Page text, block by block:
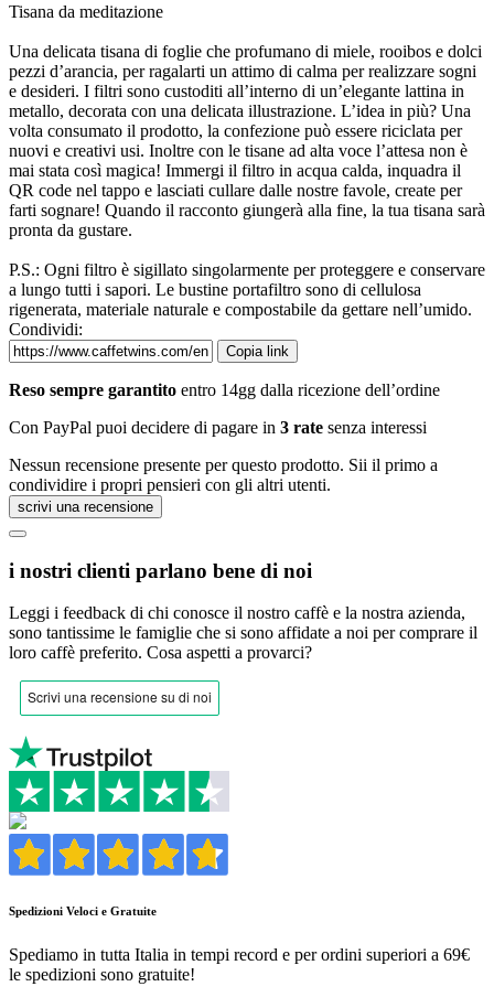
Tisana da meditazione
Una delicata tisana di foglie che profumano di miele, rooibos e dolci
pezzi d’arancia, per ragalarti un attimo di calma per realizzare sogni
e desideri. I filtri sono custoditi all’interno di un’elegante lattina in
metallo, decorata con una delicata illustrazione. L’idea in più? Una
volta consumato il prodotto, la confezione può essere riciclata per
nuovi e creativi usi. Inoltre con le tisane ad alta voce l’attesa non è
mai stata così magica! Immergi il filtro in acqua calda, inquadra il
QR code nel tappo e lasciati cullare dalle nostre favole, create per
farti sognare! Quando il racconto giungerà alla fine, la tua tisana sarà
pronta da gustare.
P.S.: Ogni filtro è sigillato singolarmente per proteggere e conservare
a lungo tutti i sapori. Le bustine portafiltro sono di cellulosa
rigenerata, materiale naturale e compostabile da gettare nell’umido.
Condividi:
Copia link
Reso sempre garantito entro 14gg dalla ricezione dell’ordine
Con PayPal puoi decidere di pagare in 3 rate senza interessi
Nessun recensione presente per questo prodotto. Sii il primo a
condividire i propri pensieri con gli altri utenti.
scrivi una recensione
i nostri clienti parlano bene di noi
Leggi i feedback di chi conosce il nostro caffè e la nostra azienda,
sono tantissime le famiglie che si sono affidate a noi per comprare il
loro caffè preferito. Cosa aspetti a provarci?
Spedizioni Veloci e Gratuite
Spediamo in tutta Italia in tempi record e per ordini superiori a 69€
le spedizioni sono gratuite!